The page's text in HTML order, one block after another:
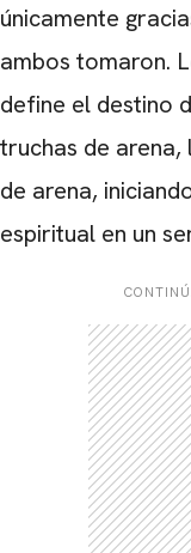
únicamente
ambos tomaron.
define el destino
truchas de
de arena,
espiritual en un